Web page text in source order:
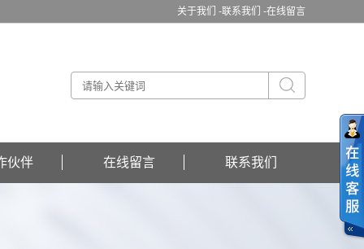
关于我们 -联系我们 -在线留言
伙伴 在线留言 联系我们